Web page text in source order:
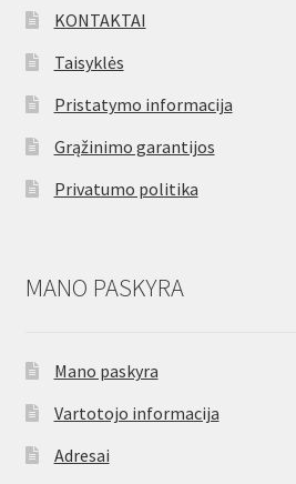
KONTAKTAI
Taisyklės
Pristatymo informacija
Grąžinimo garantijos
Privatumo politika
MANO PASKYRA
Mano paskyra
Vartotojo informacija
Adresai